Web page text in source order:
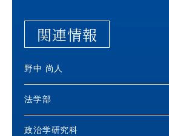
関連情報
野中 尚人
法学部
政治学研究科